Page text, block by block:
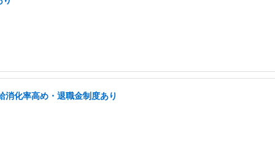
化率高め・退職金制度あり